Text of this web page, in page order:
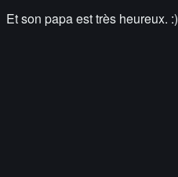
Et son papa est très heureux. :)